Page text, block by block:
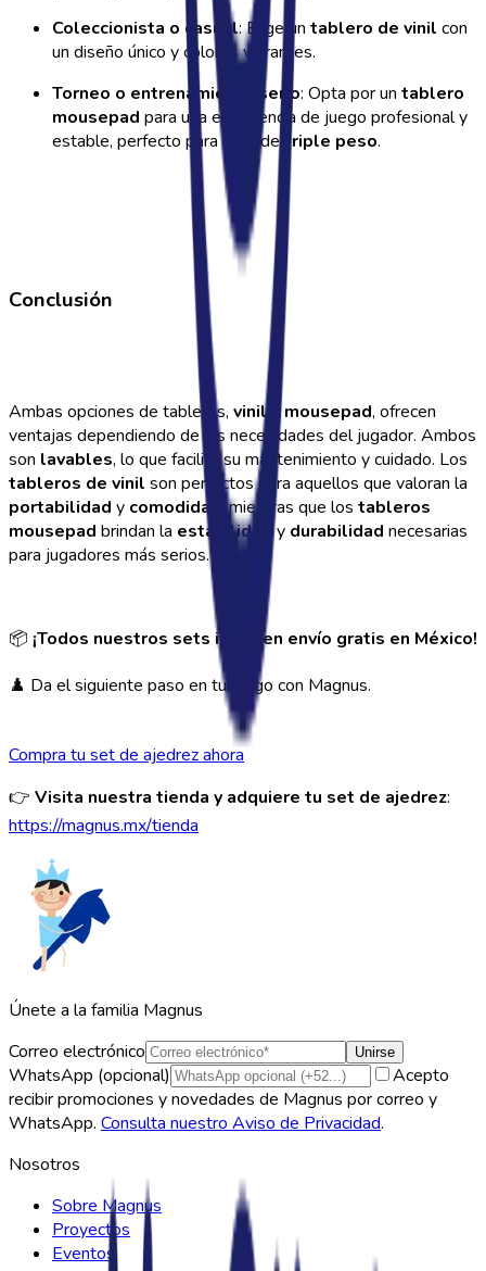
Coleccionista o casual: Elige un tablero de vinil con
un diseño único y colores vibrantes.
Torneo o entrenamiento serio: Opta por un tablero
mousepad para una experiencia de juego profesional y
estable, perfecto para sets de triple peso.
Conclusión
Ambas opciones de tableros, vinil ymousepad, ofrecen
ventajas dependiendo de las necesidades del jugador. Ambos
son lavables, lo que facilita su mantenimiento y cuidado. Los
tableros de vinil son perfectos para aquellos que valoran la
portabilidad y comodidad , mientras que los tableros
mousepad brindan la estabilidad y durabilidad necesarias
para jugadores más serios.
📦 ¡Todos nuestros sets incluyen envío gratis en México!
♟️ Da el siguiente paso en tu juego con Magnus.
Compra tu set de ajedrez ahora
👉 Visita nuestra tienda y adquiere tu set de ajedrez:
https://magnus.mx/tienda
Únete a la familia Magnus
Correo electrónico
Unirse
WhatsApp (opcional)
Acepto
recibir promociones y novedades de Magnus por correo y
WhatsApp. Consulta nuestro Aviso de Privacidad.
Nosotros
Sobre Magnus
Proyectos
Eventos